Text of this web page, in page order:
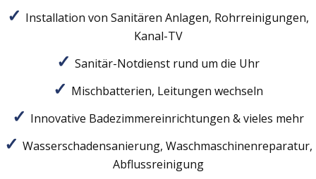
Installation von Sanitären Anlagen, Rohrreinigungen,
Kanal-TV
Sanitär-Notdienst rund um die Uhr
Mischbatterien, Leitungen wechseln
Innovative Badezimmereinrichtungen & vieles mehr
Wasserschadensanierung, Waschmaschinenreparatur,
Abflussreinigung